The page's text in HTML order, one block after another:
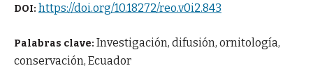
DOI: https://doi.org/10.18272/reo.v0i2.843
Palabras clave: Investigación, difusión, ornitología,
conservación, Ecuador